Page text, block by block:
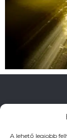
A lehető legjobb